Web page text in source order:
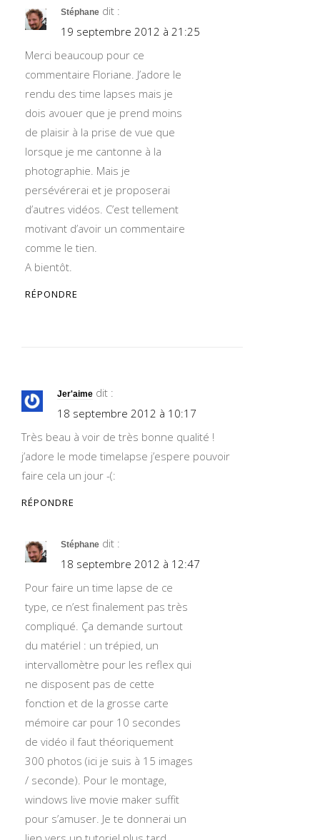
Stéphane dit :
19 septembre 2012 à 21:25
Merci beaucoup pour ce
commentaire Floriane. J’adore le
rendu des time lapses mais je
dois avouer que je prend moins
de plaisir à la prise de vue que
lorsque je me cantonne à la
photographie. Mais je
persévérerai et je proposerai
d’autres vidéos. C’est tellement
motivant d’avoir un commentaire
comme le tien.
A bientôt.
RÉPONDRE
Jer'aime dit :
18 septembre 2012 à 10:17
Très beau à voir de très bonne qualité !
j’adore le mode timelapse j’espere pouvoir
faire cela un jour -(:
RÉPONDRE
Stéphane dit :
18 septembre 2012 à 12:47
Pour faire un time lapse de ce
type, ce n’est finalement pas très
compliqué. Ça demande surtout
du matériel : un trépied, un
intervallomètre pour les reflex qui
ne disposent pas de cette
fonction et de la grosse carte
mémoire car pour 10 secondes
de vidéo il faut théoriquement
300 photos (ici je suis à 15 images
/ seconde). Pour le montage,
windows live movie maker suffit
pour s’amuser. Je te donnerai un